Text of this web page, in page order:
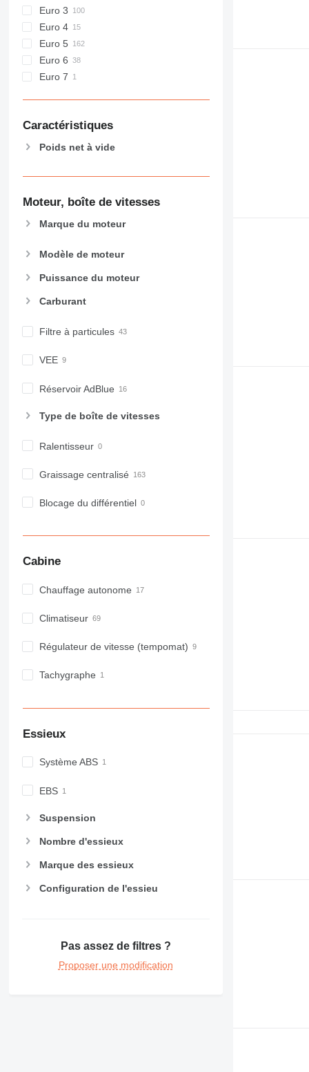
Euro 3
Euro 4
Euro 5
Euro 6
Euro 7
Caractéristiques
Poids net à vide
Moteur, boîte de vitesses
Marque du moteur
Modèle de moteur
Puissance du moteur
Carburant
Filtre à particules
VEE
Réservoir AdBlue
Type de boîte de vitesses
Ralentisseur
Graissage centralisé
Blocage du différentiel
Cabine
Chauffage autonome
Climatiseur
Régulateur de vitesse (tempomat)
Tachygraphe
Essieux
Système ABS
EBS
Suspension
Nombre d'essieux
Marque des essieux
Configuration de l'essieu
Pas assez de filtres ?
Proposer une modification